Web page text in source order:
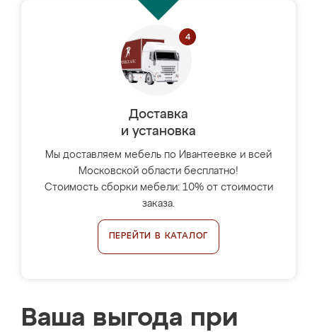
Доставка
и установка
Мы доставляем мебель по Ивантеевке и всей
Московской области бесплатно!
Стоимость сборки мебели: 10% от стоимости
заказа.
ПЕРЕЙТИ В КАТАЛОГ
Ваша выгода при